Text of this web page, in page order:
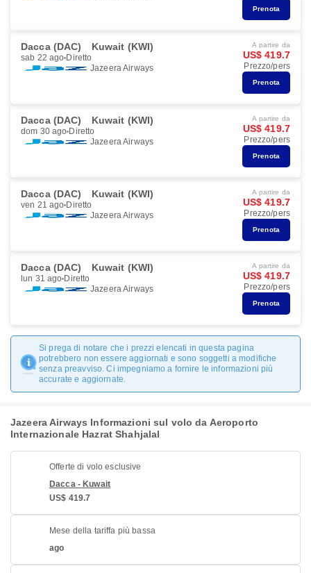
Prenota
Dacca (DAC) Kuwait (KWI)
sab 22 ago Diretto
Jazeera Airways
A partire da
US$ 419.7
Prezzo/pers
Prenota
Dacca (DAC) Kuwait (KWI)
dom 30 ago Diretto
Jazeera Airways
A partire da
US$ 419.7
Prezzo/pers
Prenota
Dacca (DAC) Kuwait (KWI)
ven 21 ago Diretto
Jazeera Airways
A partire da
US$ 419.7
Prezzo/pers
Prenota
Dacca (DAC) Kuwait (KWI)
lun 31 ago Diretto
Jazeera Airways
A partire da
US$ 419.7
Prezzo/pers
Prenota
Si prega di notare che i prezzi elencati in questa pagina
potrebbero non essere aggiornati e sono soggetti a modifiche
senza preavviso. Ci impegniamo a fornire le informazioni più
accurate e aggiornate.
Jazeera Airways Informazioni sul volo da Aeroporto
Internazionale Hazrat Shahjalal
Offerte di volo esclusive
Dacca - Kuwait
US$ 419.7
Mese della tariffa più bassa
ago